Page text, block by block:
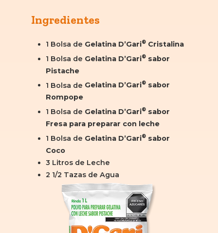
Ingredientes
1 Bolsa de Gelatina D’Gari® Cristalina
1 Bolsa de Gelatina D’Gari® sabor
Pistache
1 Bolsa de Gelatina D’Gari® sabor
Rompope
1 Bolsa de Gelatina D’Gari® sabor
Fresa para preparar con leche
1 Bolsa de Gelatina D’Gari® sabor
Coco
3 Litros de Leche
2 1/2 Tazas de Agua